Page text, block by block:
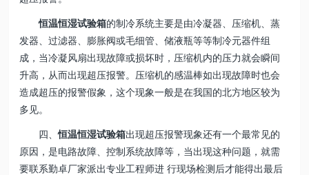
恒温恒湿试验箱的制冷系统主要是由冷凝器、压缩机、蒸
发器、过滤器、膨胀阀或毛细管、储液瓶等等制冷元器件组
成，当冷凝风扇出现故障或损坏时，压缩机内的压力就会瞬间
升高，从而出现超压报警。压缩机的感温棒如出现故障时也会
造成超压的报警假象，这个现象一般是在我国的北方地区较为
多见。
四、恒温恒湿试验箱出现超压报警现象还有一个最常见的
原因，是电路故障、控制系统故障等，当出现这种问题，就需
要联系勤卓厂家派出专业工程师进 行现场检测后才能得出最后